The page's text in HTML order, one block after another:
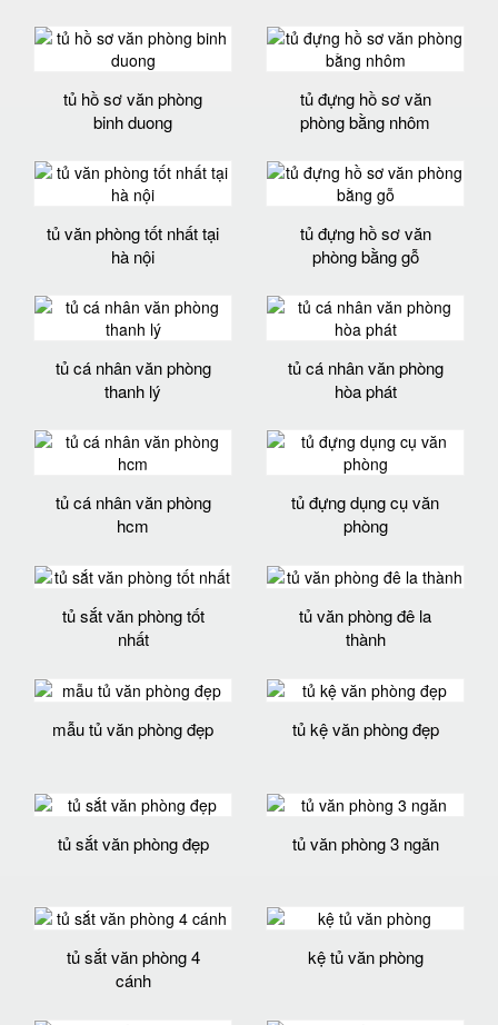
tủ hồ sơ văn phòng
binh duong
tủ đựng hồ sơ văn
phòng bằng nhôm
tủ văn phòng tốt nhất tại
hà nội
tủ đựng hồ sơ văn
phòng bằng gỗ
tủ cá nhân văn phòng
thanh lý
tủ cá nhân văn phòng
hòa phát
tủ cá nhân văn phòng
hcm
tủ đựng dụng cụ văn
phòng
tủ sắt văn phòng tốt
nhất
tủ văn phòng đê la
thành
mẫu tủ văn phòng đẹp tủ kệ văn phòng đẹp
tủ sắt văn phòng đẹp tủ văn phòng 3 ngăn
tủ sắt văn phòng 4
cánh
kệ tủ văn phòng